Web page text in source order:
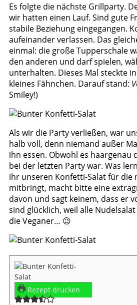
Es folgte die nächste Grillparty.
wir hatten einen Lauf. Sind gute
stabile Beziehung eingegangen.
aufeinander verlassen. Das
einmal: die große Tupperschale
den anderen und darf spielen,
unterhalten. Dieses Mal steckte
kleines Fähnchen. Darauf stand:
Smiley!)
Als wir die Party verließen, war
halb voll, denn niemand außer
ihn essen. Obwohl es haargenau
bei der letzten Party war. Was
ihr unseren Konfetti-Salat für die
mitbringt, macht bitte eine
davon und sagt keinem, dass er
sind glücklich, weil alle
die Veganer… 😉
Rezept drucken